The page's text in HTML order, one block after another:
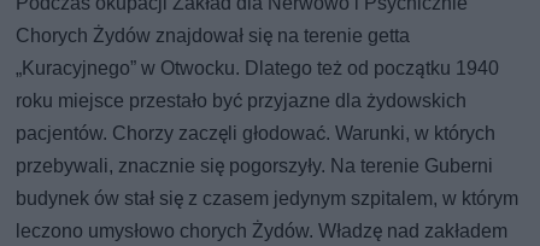
Chorych Żydów znajdował się na terenie getta
„Kuracyjnego” w Otwocku. Dlatego też od początku 1940
roku miejsce przestało być przyjazne dla żydowskich
pacjentów. Chorzy zaczęli głodować. Warunki, w których
przebywali, znacznie się pogorszyły. Na terenie Guberni
budynek ów stał się z czasem jedynym szpitalem, w którym
leczono umysłowo chorych Żydów. Władzę nad zakładem